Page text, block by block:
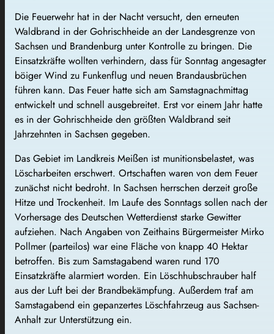
Die Feuerwehr hat in der Nacht versucht, den erneuten
Waldbrand in der Gohrischheide an der Landesgrenze von
Sachsen und Brandenburg unter Kontrolle zu bringen. Die
Einsatzkräfte wollten verhindern, dass für Sonntag angesagter
böiger Wind zu Funkenflug und neuen Brandausbrüchen
führen kann. Das Feuer hatte sich am Samstagnachmittag
entwickelt und schnell ausgebreitet. Erst vor einem Jahr hatte
es in der Gohrischheide den größten Waldbrand seit
Jahrzehnten in Sachsen gegeben.
Das Gebiet im Landkreis Meißen ist munitionsbelastet, was
Löscharbeiten erschwert. Ortschaften waren von dem Feuer
zunächst nicht bedroht. In Sachsen herrschen derzeit große
Hitze und Trockenheit. Im Laufe des Sonntags sollen nach der
Vorhersage des Deutschen Wetterdienst starke Gewitter
aufziehen. Nach Angaben von Zeithains Bürgermeister Mirko
Pollmer (parteilos) war eine Fläche von knapp 40 Hektar
betroffen. Bis zum Samstagabend waren rund 170
Einsatzkräfte alarmiert worden. Ein Löschhubschrauber half
aus der Luft bei der Brandbekämpfung. Außerdem traf am
Samstagabend ein gepanzertes Löschfahrzeug aus Sachsen-
Anhalt zur Unterstützung ein.